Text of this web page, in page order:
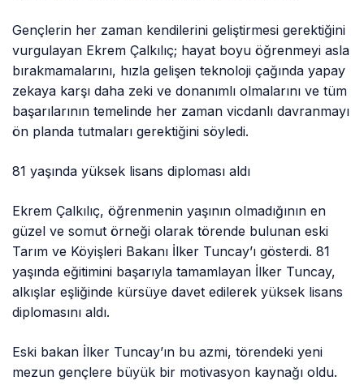
Gençlerin her zaman kendilerini geliştirmesi gerektiğini
vurgulayan Ekrem Çalkılıç; hayat boyu öğrenmeyi asla
bırakmamalarını, hızla gelişen teknoloji çağında yapay
zekaya karşı daha zeki ve donanımlı olmalarını ve tüm
başarılarının temelinde her zaman vicdanlı davranmayı
ön planda tutmaları gerektiğini söyledi.
81 yaşında yüksek lisans diploması aldı
Ekrem Çalkılıç, öğrenmenin yaşının olmadığının en
güzel ve somut örneği olarak törende bulunan eski
Tarım ve Köyişleri Bakanı İlker Tuncay’ı gösterdi. 81
yaşında eğitimini başarıyla tamamlayan İlker Tuncay,
alkışlar eşliğinde kürsüye davet edilerek yüksek lisans
diplomasını aldı.
Eski bakan İlker Tuncay’ın bu azmi, törendeki yeni
mezun gençlere büyük bir motivasyon kaynağı oldu.